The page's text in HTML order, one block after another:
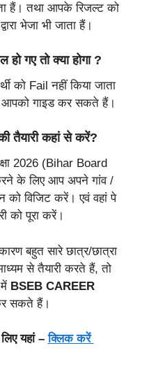
हैं। तथा आपके रिजल्ट को
भेजा भी जाता हैं।
हो गए तो क्या होगा ?
को Fail नहीं किया जाता
आपको गाइड कर सकते हैं।
की तैयारी कहां से करें?
2026 (Bihar Board
के लिए आप अपने गांव /
विजिट करें। एवं वहां पे
को पूरा करें।
बहुत सारे छात्र/छात्रा
से तैयारी करते हैं, तो
BSEB CAREER
सकते हैं।
यहां –क्लिक करें